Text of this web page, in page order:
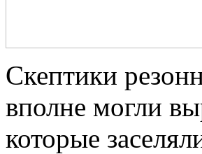
Скептики
вполне могли
которые